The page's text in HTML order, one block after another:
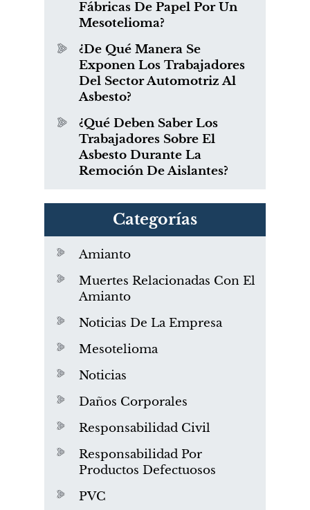
Fábricas De Papel Por Un
Mesotelioma?
¿De Qué Manera Se
Exponen Los Trabajadores
Del Sector Automotriz Al
Asbesto?
¿Qué Deben Saber Los
Trabajadores Sobre El
Asbesto Durante La
Remoción De Aislantes?
Categorías
Amianto
Muertes Relacionadas Con El
Amianto
Noticias De La Empresa
Mesotelioma
Noticias
Daños Corporales
Responsabilidad Civil
Responsabilidad Por
Productos Defectuosos
PVC